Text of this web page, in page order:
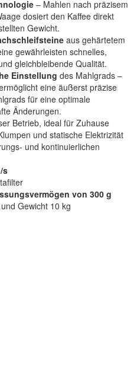
– Mahlen nach präzisem
dosiert den Kaffee direkt
Gewicht.
aus gehärtetem
gewährleisten schnelles,
gleichbleibende Qualität.
Einstellung des Mahlgrads –
eine äußerst präzise
für eine optimale
Änderungen.
Betrieb, ideal für Zuhause
und statische Elektrizität
und kontinuierlichen
s
von 300 g
Gewicht 10 kg